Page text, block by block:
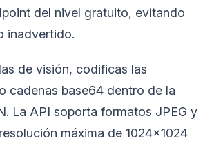
del nivel gratuito, evitando
inadvertido.
de visión, codificas las
cadenas base64 dentro de la
La API soporta formatos JPEG y
máxima de 1024x1024